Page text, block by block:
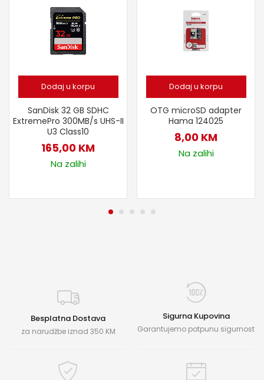
Dodaj u korpu
SanDisk 32 GB SDHC
ExtremePro 300MB/s UHS-II
U3 Class10
165,00 KM
Na zalihi
Dodaj u korpu
OTG microSD adapter
Hama 124025
8,00 KM
Na zalihi
Besplatna Dostava
za narudžbe iznad 350 KM
Sigurna Kupovina
Garantujemo potpunu sigurnost